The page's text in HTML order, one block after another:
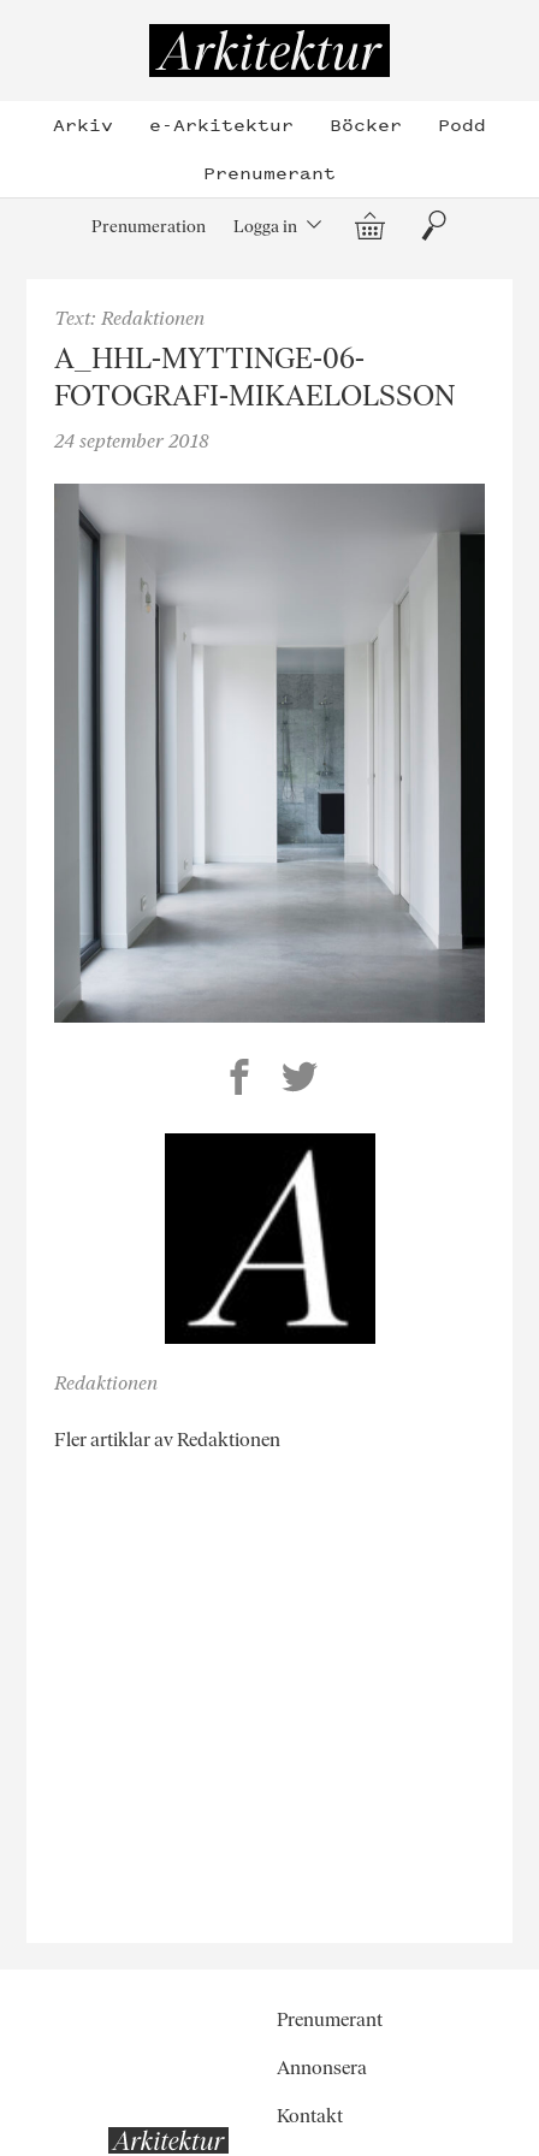
Arkiv e-Arkitektur Böcker
Podd
Prenumerant
Prenumeration Logga in Varukorg
Sök
Text: Redaktionen
A_HHL-MYTTINGE-06-
FOTOGRAFI-MIKAELOLSSON
24 september 2018
Redaktionen
Fler artiklar av Redaktionen
Prenumerant
Annonsera
Kontakt